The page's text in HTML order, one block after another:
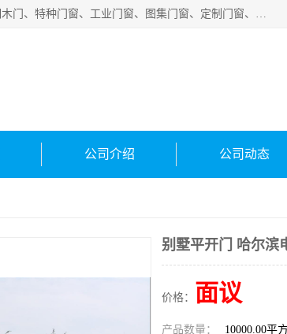
安徽吉运祥智能技术有限公司是一家钢大门厂家，公司集智能自动门窗、钢木门、特种门窗、工业门窗、图集门窗、定制门窗、非标门窗等通道产品的研发设计、制作、安装于一体的综合性、性高新技术企业。
公司介绍 公司动态
别墅平开门 哈尔滨
价格： 面议
产品数量： 10000.00平